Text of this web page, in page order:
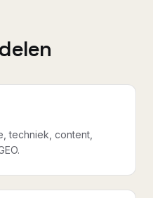
techniek, content,